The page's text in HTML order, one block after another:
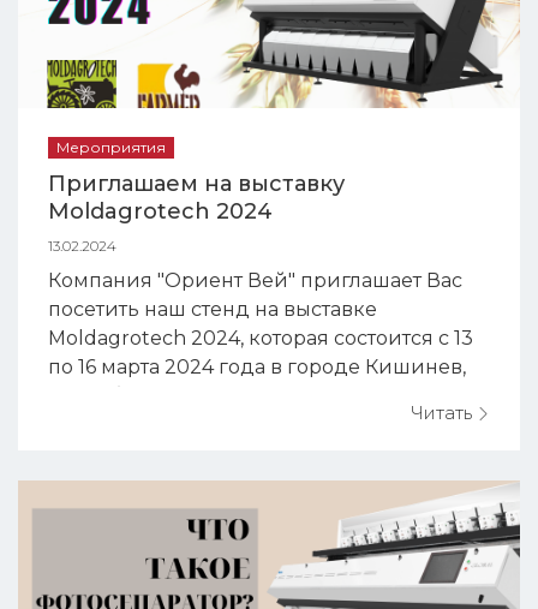
Мероприятия
Приглашаем на выставку
Moldagrotech 2024
13.02.2024
Компания "Ориент Вей" приглашает Вас
посетить наш стенд на выставке
Moldagrotech 2024, которая состоится с 13
по 16 марта 2024 года в городе Кишинев,
зерноперерабатывающей отрасли; Узнать
о новейших фотосепараторах ТМ Meyer с
AI-технологией "Глубоко...
Читать